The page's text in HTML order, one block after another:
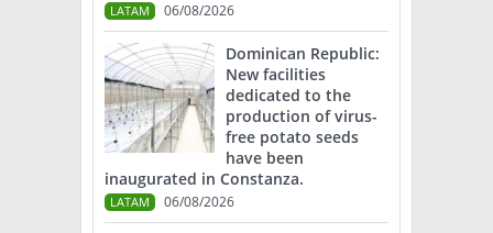
LATAM 06/08/2026
Dominican Republic:
New facilities
dedicated to the
production of virus-
free potato seeds
have been
inaugurated in Constanza.
LATAM 06/08/2026